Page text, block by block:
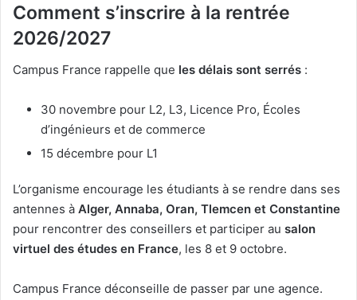
Comment s’inscrire à la rentrée
2026/2027
Campus France rappelle que les délais sont serrés :
30 novembre pour L2, L3, Licence Pro, Écoles
d’ingénieurs et de commerce
15 décembre pour L1
L’organisme encourage les étudiants à se rendre dans ses
antennes à Alger, Annaba, Oran, Tlemcen et Constantine
pour rencontrer des conseillers et participer au salon
virtuel des études en France, les 8 et 9 octobre.
Campus France déconseille de passer par une agence.